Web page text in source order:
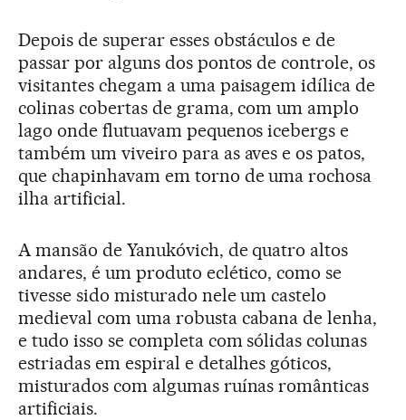
Depois de superar esses obstáculos e de
passar por alguns dos pontos de controle, os
visitantes chegam a uma paisagem idílica de
colinas cobertas de grama, com um amplo
lago onde flutuavam pequenos icebergs e
também um viveiro para as aves e os patos,
que chapinhavam em torno de uma rochosa
ilha artificial.
A mansão de Yanukóvich, de quatro altos
andares, é um produto eclético, como se
tivesse sido misturado nele um castelo
medieval com uma robusta cabana de lenha,
e tudo isso se completa com sólidas colunas
estriadas em espiral e detalhes góticos,
misturados com algumas ruínas românticas
artificiais.